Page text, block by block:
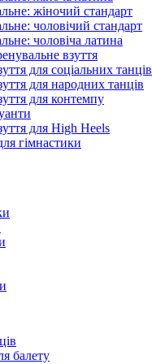
жіночий стандарт
чоловічий стандарт
чоловіча латина
взуття
для соціальних танців
для народних танців
для контемпу
для High Heels
гімнастики
балету